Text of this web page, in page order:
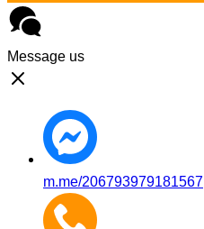
Message us
m.me/206793979181567